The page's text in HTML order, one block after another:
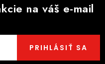
na váš e-mail
PRIHLÁSIŤ SA